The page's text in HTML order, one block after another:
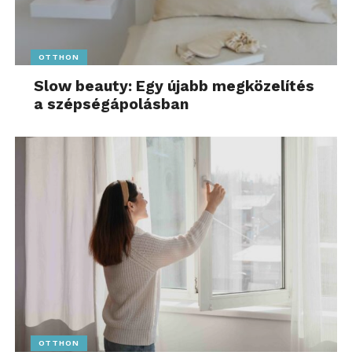
OTTHON
Slow beauty: Egy újabb megközelítés
a szépségápolásban
OTTHON